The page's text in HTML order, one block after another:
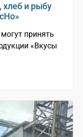
и рыбу
принять
«Вкусы